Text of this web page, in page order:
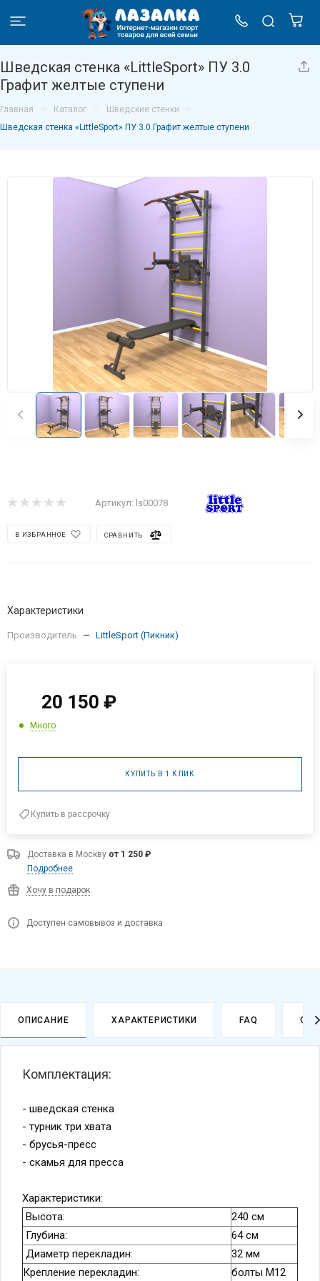
Шведская стенка «LittleSport» ПУ 3.0
Графит желтые ступени
Главная – Каталог – Шведские стенки –
Шведская стенка «LittleSport» ПУ 3.0 Графит желтые ступени
Артикул: ls00078
В ИЗБРАННОЕ СРАВНИТЬ
Характеристики
Производитель — LittleSport (Пикник)
20 150 ₽
Много
КУПИТЬ В 1 КЛИК
Купить в рассрочку
Доставка в Москву от 1 250 ₽
Подробнее
Хочу в подарок
Доступен самовывоз и доставка
ОПИСАНИЕ ХАРАКТЕРИСТИКИ FAQ
Комплектация:
- шведская стенка
- турник три хвата
- брусья-пресс
- скамья для пресса
Характеристики:
Высота:
240 см
Глубина:
64 см
Диаметр перекладин:
32 мм
Крепление перекладин:
болты М12